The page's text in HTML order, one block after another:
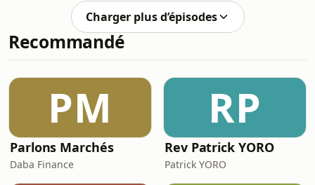
Charger plus d’épisodes
Recommandé
PM
Parlons Marchés
Daba Finance
RP
Rev Patrick YORO
Patrick YORO